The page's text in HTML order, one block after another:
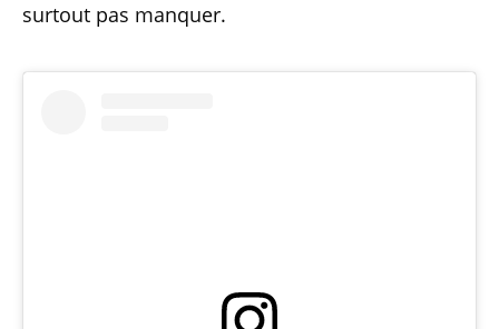
surtout pas manquer.